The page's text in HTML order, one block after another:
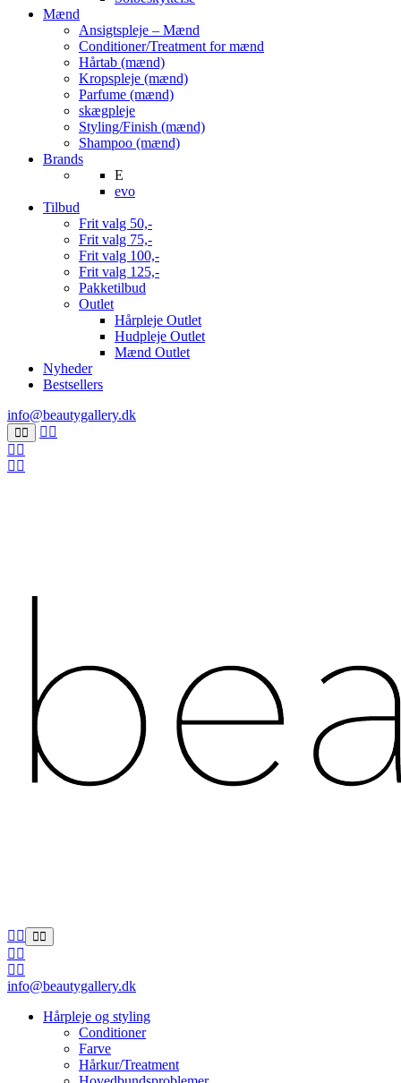
Mænd
Ansigtspleje – Mænd
Conditioner/Treatment for mænd
Hårtab (mænd)
Kropspleje (mænd)
Parfume (mænd)
skægpleje
Styling/Finish (mænd)
Shampoo (mænd)
Brands
E
evo
Tilbud
Frit valg 50,-
Frit valg 75,-
Frit valg 100,-
Frit valg 125,-
Pakketilbud
Outlet
Hårpleje Outlet
Hudpleje Outlet
Mænd Outlet
Nyheder
Bestsellers
info@beautygallery.dk
info@beautygallery.dk
Hårpleje og styling
Conditioner
Farve
Hårkur/Treatment